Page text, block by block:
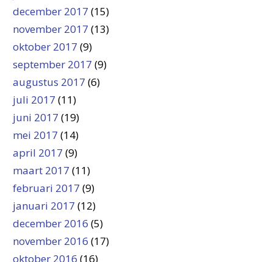
december 2017 (15)
november 2017 (13)
oktober 2017 (9)
september 2017 (9)
augustus 2017 (6)
juli 2017 (11)
juni 2017 (19)
mei 2017 (14)
april 2017 (9)
maart 2017 (11)
februari 2017 (9)
januari 2017 (12)
december 2016 (5)
november 2016 (17)
oktober 2016 (16)